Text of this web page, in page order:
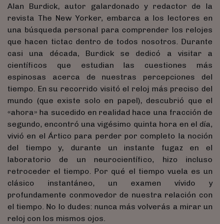
Alan Burdick, autor galardonado y redactor de la
revista The New Yorker, embarca a los lectores en
una búsqueda personal para comprender los relojes
que hacen tictac dentro de todos nosotros. Durante
casi una década, Burdick se dedicó a visitar a
científicos que estudian las cuestiones más
espinosas acerca de nuestras percepciones del
tiempo. En su recorrido visitó el reloj más preciso del
mundo (que existe solo en papel), descubrió que el
«ahora» ha sucedido en realidad hace una fracción de
segundo, encontró una vigésimo quinta hora en el día,
vivió en el Ártico para perder por completo la noción
del tiempo y, durante un instante fugaz en el
laboratorio de un neurocientífico, hizo incluso
retroceder el tiempo. Por qué el tiempo vuela es un
clásico instantáneo, un examen vívido y
profundamente conmovedor de nuestra relación con
el tiempo. No lo dudes: nunca más volverás a mirar un
reloj con los mismos ojos.